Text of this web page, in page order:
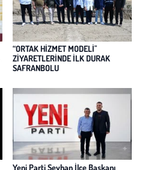
“ORTAK HİZMET MODELİ"
ZİYARETLERİNDE İLK DURAK
SAFRANBOLU
Yeni Parti Seyhan İlçe Başkanı